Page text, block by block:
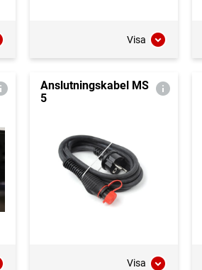
Visa
Anslutningskabel MS
5
Visa